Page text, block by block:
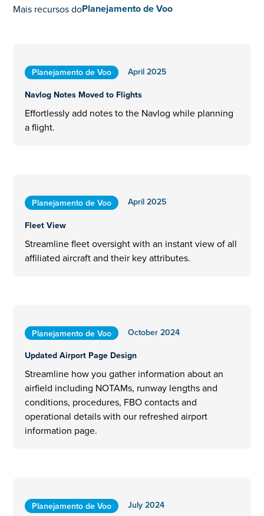
Mais recursos doPlanejamento de Voo
Planejamento de Voo
April 2025
Navlog Notes Moved to Flights
Effortlessly add notes to the Navlog while planning
a flight.
Planejamento de Voo
April 2025
Fleet View
Streamline fleet oversight with an instant view of all
affiliated aircraft and their key attributes.
Planejamento de Voo
October 2024
Updated Airport Page Design
Streamline how you gather information about an
airfield including NOTAMs, runway lengths and
conditions, procedures, FBO contacts and
operational details with our refreshed airport
information page.
Planejamento de Voo
July 2024